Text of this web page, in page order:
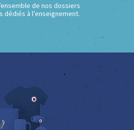
de nos dossiers
dédiés à l’enseignement.